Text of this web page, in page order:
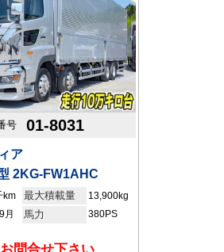
号 01-8031
ア
2KG-FW1AHC
km 最大積載量 13,900kg
月 馬力 380PS